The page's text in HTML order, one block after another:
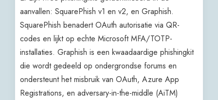
aanvallen: SquarePhish v1 en v2, en Graphish.
SquarePhish benadert OAuth autorisatie via QR-
codes en lijkt op echte Microsoft MFA/TOTP-
installaties. Graphish is een kwaadaardige phishingkit
die wordt gedeeld op ondergrondse forums en
ondersteunt het misbruik van OAuth, Azure App
Registrations, en adversary-in-the-middle (AiTM)